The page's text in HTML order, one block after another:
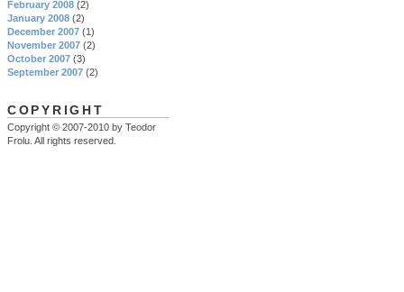
February 2008 (2)
January 2008 (2)
December 2007 (1)
November 2007 (2)
October 2007 (3)
September 2007 (2)
COPYRIGHT
Copyright © 2007-2010 by Teodor
Frolu. All rights reserved.